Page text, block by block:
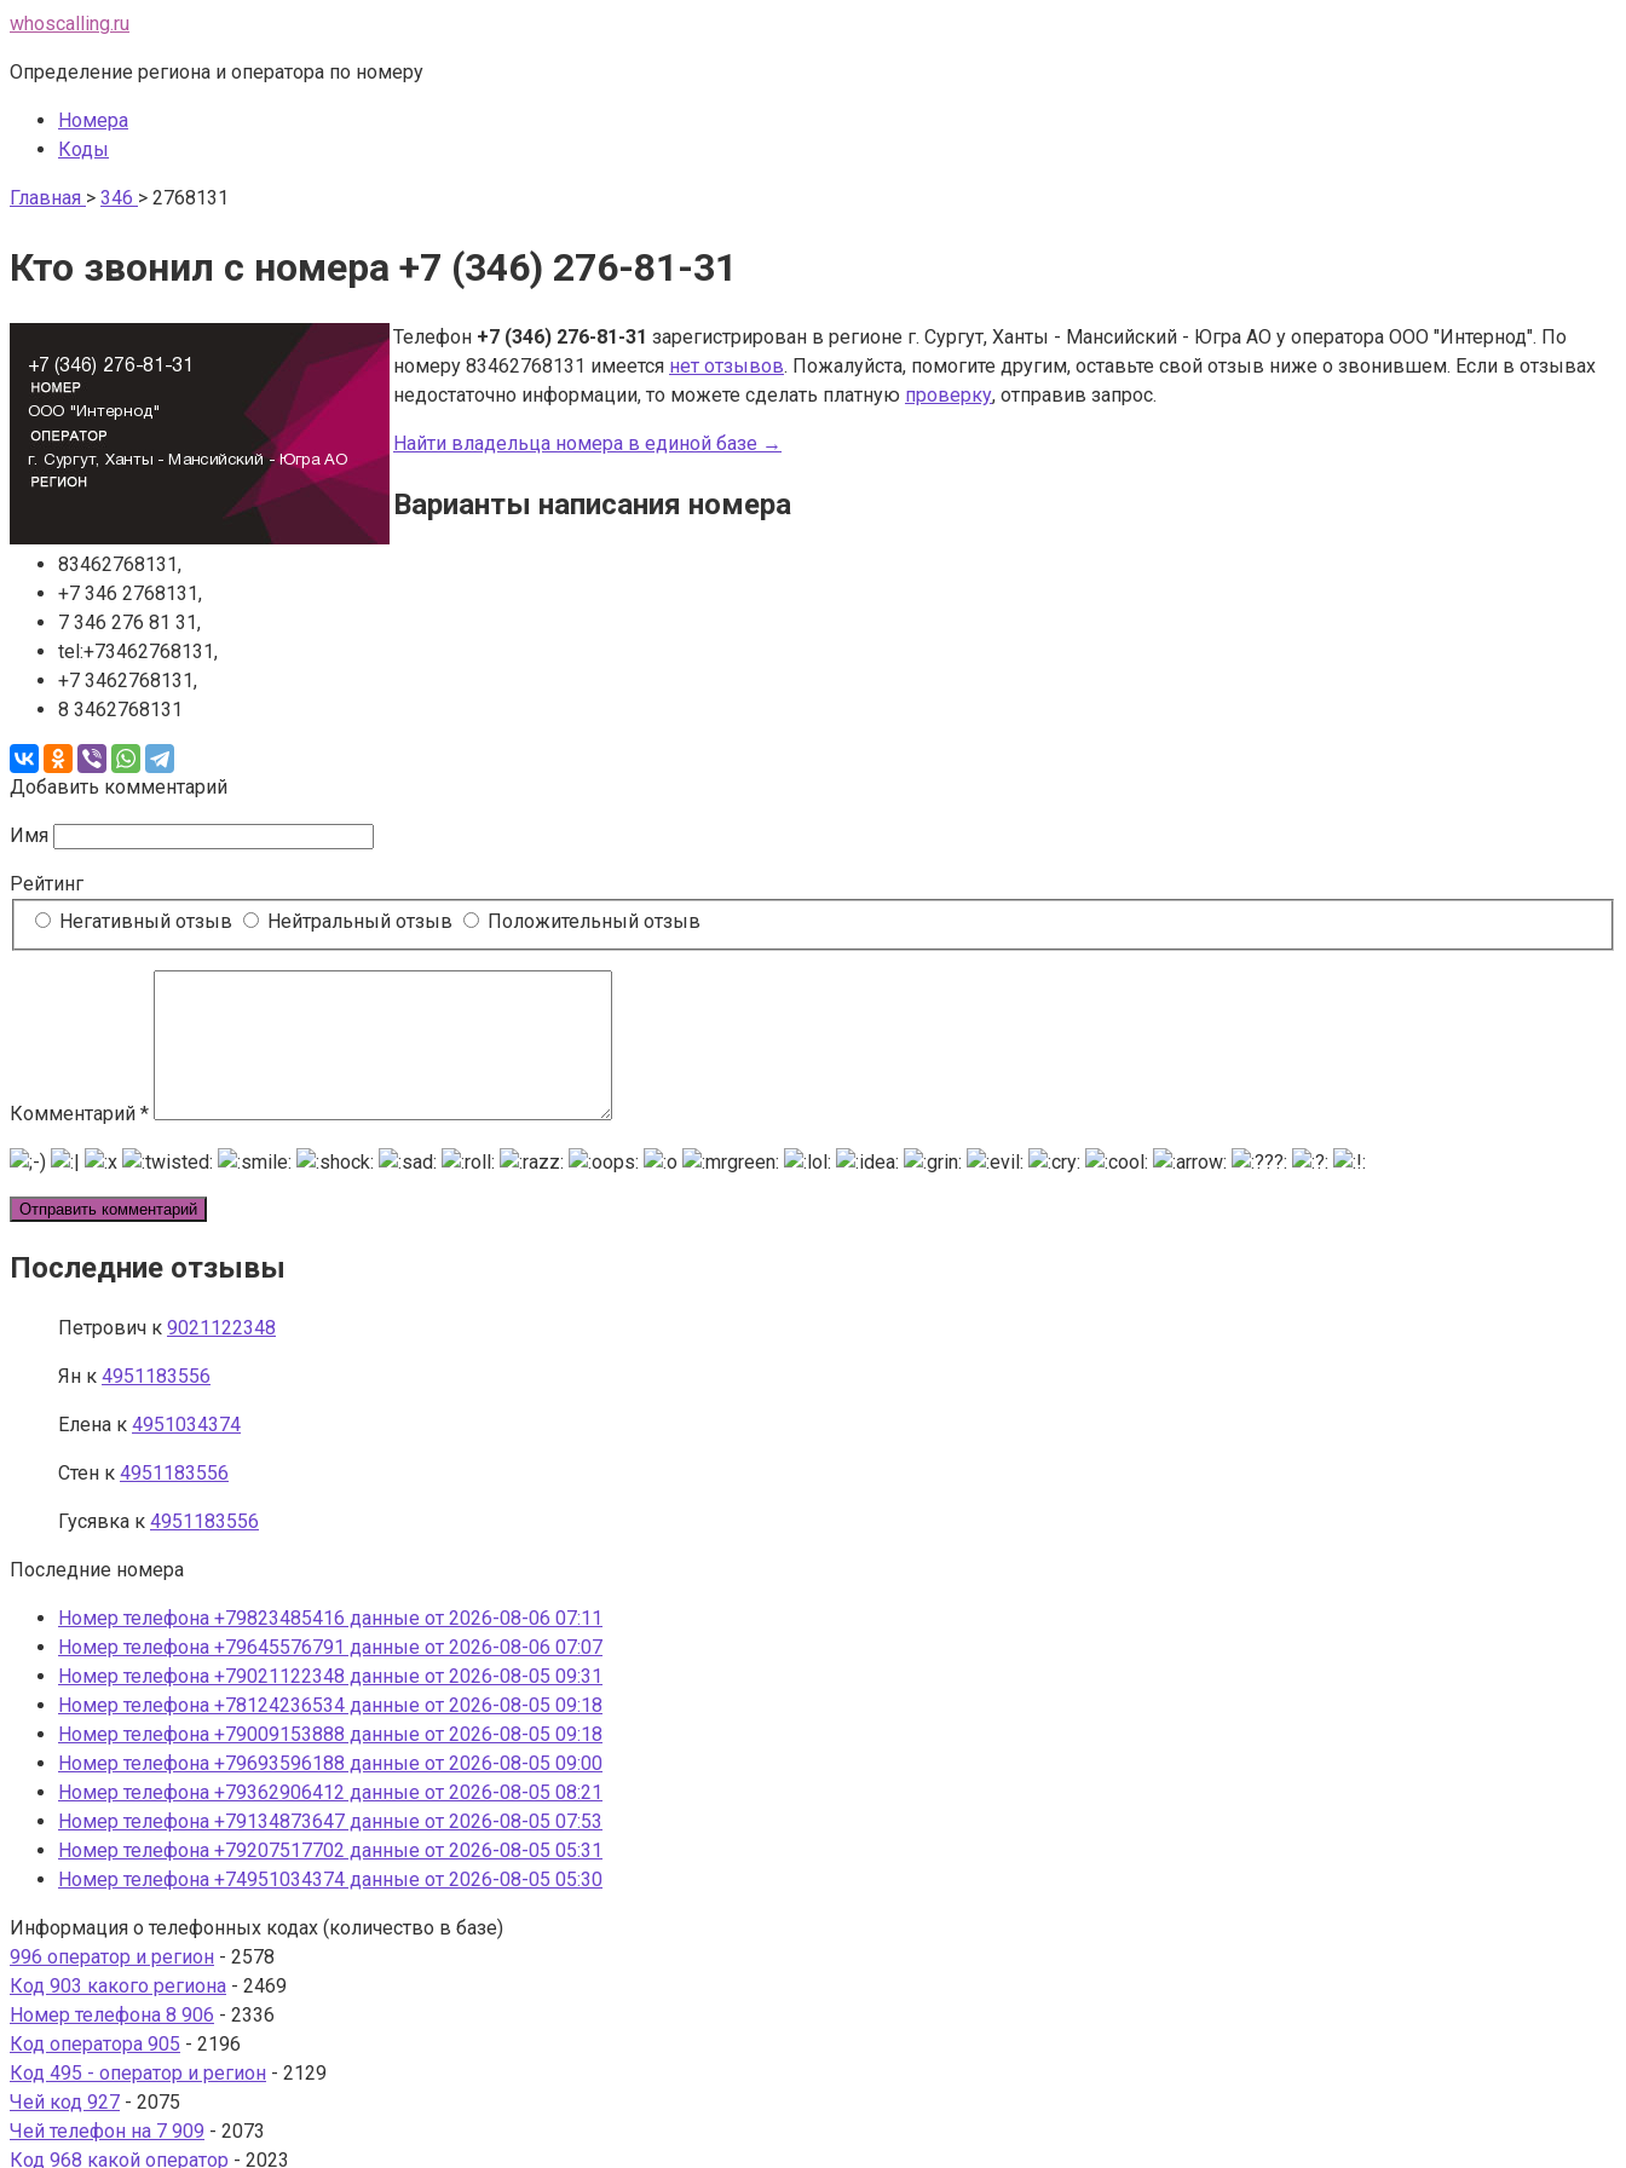
Перейти
контенту
whoscalling.ru
Определение региона и оператора по номеру
Номера
Коды
Главная > 346 > 2768131
Кто звонил с номера +7 (346) 276-81-31
Телефон +7 (346) 276-81-31 зарегистрирован в регионе г. Сургут, Ханты - Мансийский - Югра АО у оператора ООО "Интернод". По
номеру 83462768131 имеется нет отзывов. Пожалуйста, помогите другим, оставьте свой отзыв ниже о звонившем. Если в отзывах
недостаточно информации, то можете сделать платную проверку, отправив запрос.
Найти владельца номера в единой базе →
Варианты написания номера
83462768131,
+7 346 2768131,
7 346 276 81 31,
tel:+73462768131,
+7 3462768131,
8 3462768131
Добавить комментарий
Имя
Рейтинг
Негативный отзыв
Нейтральный отзыв Положительный отзыв
Комментарий *
Последние отзывы
Петрович к 9021122348
Ян к 4951183556
Елена к 4951034374
Стен к 4951183556
Гусявка к 4951183556
Последние номера
Номер телефона +79823485416 данные от 2026-08-06 07:11
Номер телефона +79645576791 данные от 2026-08-06 07:07
Номер телефона +79021122348 данные от 2026-08-05 09:31
Номер телефона +78124236534 данные от 2026-08-05 09:18
Номер телефона +79009153888 данные от 2026-08-05 09:18
Номер телефона +79693596188 данные от 2026-08-05 09:00
Номер телефона +79362906412 данные от 2026-08-05 08:21
Номер телефона +79134873647 данные от 2026-08-05 07:53
Номер телефона +79207517702 данные от 2026-08-05 05:31
Номер телефона +74951034374 данные от 2026-08-05 05:30
Информация о телефонных кодах (количество в базе)
996 оператор и регион - 2578
Код 903 какого региона - 2469
Номер телефона 8 906 - 2336
Код оператора 905 - 2196
Код 495 - оператор и регион - 2129
Чей код 927 - 2075
Чей телефон на 7 909 - 2073
Код 968 какой оператор - 2023